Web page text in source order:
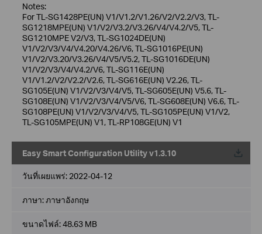
Notes:
For TL-SG1428PE(UN) V1/V1.2/V1.26/V2/V2.2/V3, TL-
SG1218MPE(UN) V1/V2/V3.2/V3.26/V4/V4.2/V5, TL-
SG1210MPE V2/V3, TL-SG1024DE(UN)
V1/V2/V3/V4/V4.20/V4.26/V6, TL-SG1016PE(UN)
V1/V2/V3.20/V3.26/V4/V5/V5.2, TL-SG1016DE(UN)
V1/V2/V3/V4/V4.2/V6, TL-SG116E(UN)
V1/V1.2/V2/V2.2/V2.6, TL-SG616E(UN) V2.26, TL-
SG105E(UN) V1/V2/V3/V4/V5, TL-SG605E(UN) V5.6, TL-
SG108E(UN) V1/V2/V3/V4/V5/V6, TL-SG608E(UN) V6.6, TL-
SG108PE(UN) V1/V2/V3/V4/V5, TL-SG105PE(UN) V1/V2,
TL-SG105MPE(UN) V1, TL-RP108GE(UN) V1
Easy Smart Configuration Utility v1.3.10
วันที่เผยแพร่: 2022-04-12
ภาษา:ภาษาอังกฤษ
ขนาดไฟล์:48.63 MB